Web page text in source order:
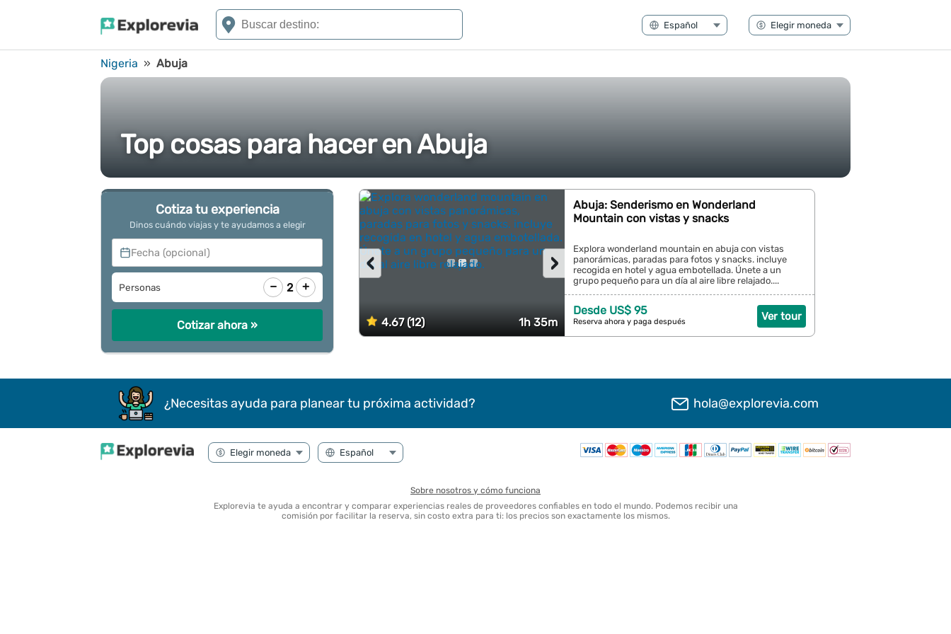
Nigeria » Abuja
Top cosas para hacer en Abuja
4.67 (12) 1h 35m
›
‹
Abuja: Senderismo en Wonderland
Mountain con vistas y snacks
Explora wonderland mountain en abuja con vistas
panorámicas, paradas para fotos y snacks. incluye
recogida en hotel y agua embotellada. Únete a un
grupo pequeño para un día al aire libre relajado....
Ver tour
Desde US$ 95
Reserva ahora y paga después
Cotiza tu experiencia
Dinos cuándo viajas y te ayudamos a elegir
Fecha (opcional)
Personas − 2 +
Cotizar ahora »
¿Necesitas ayuda para planear tu próxima actividad? hola@explorevia.com
Sobre nosotros y cómo funciona
Explorevia te ayuda a encontrar y comparar experiencias reales de proveedores confiables en todo el mundo. Podemos recibir una
comisión por facilitar la reserva, sin costo extra para ti: los precios son exactamente los mismos.